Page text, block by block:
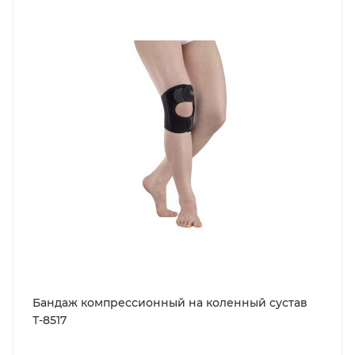
Бандаж компрессионный на коленный сустав
Т-8517